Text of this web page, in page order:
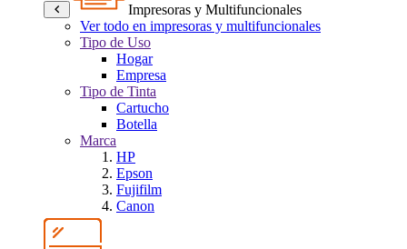
Impresoras y Multifuncionales
Ver todo en impresoras y multifuncionales
Tipo de Uso
Hogar
Empresa
Tipo de Tinta
Cartucho
Botella
Marca
HP
Epson
Fujifilm
Canon